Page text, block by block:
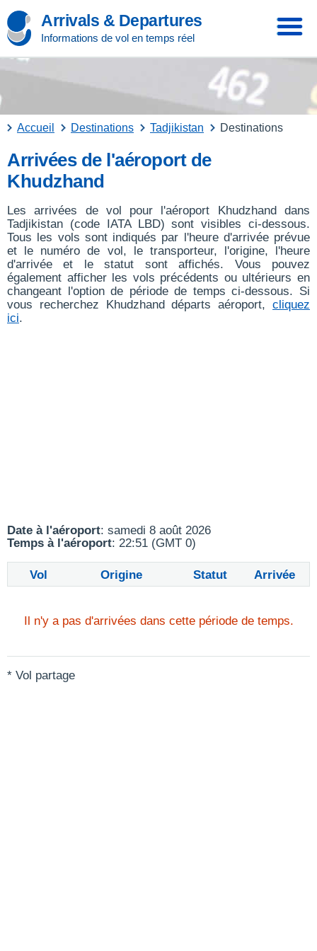
Arrivals & Departures
Informations de vol en temps réel
Accueil Destinations Tadjikistan Destinations
Arrivées de l'aéroport de
Khudzhand
Les arrivées de vol pour l'aéroport Khudzhand dans
Tadjikistan (code IATA LBD) sont visibles ci-dessous.
Tous les vols sont indiqués par l'heure d'arrivée prévue
et le numéro de vol, le transporteur, l'origine, l'heure
d'arrivée et le statut sont affichés. Vous pouvez
également afficher les vols précédents ou ultérieurs en
changeant l'option de période de temps ci-dessous. Si
vous recherchez Khudzhand départs aéroport, cliquez
ici.
Date à l'aéroport: samedi 8 août 2026
Temps à l'aéroport: 22:51 (GMT 0)
Vol Origine Statut Arrivée
Il n'y a pas d'arrivées dans cette période de temps.
* Vol partage